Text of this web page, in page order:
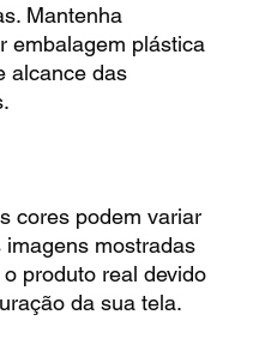
Mantenha
embalagem plástica
alcance das
cores podem variar
imagens mostradas
produto real devido
da sua tela.